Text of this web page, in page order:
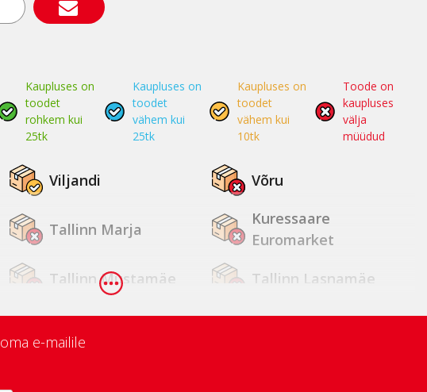
Kaupluses on
toodet
rohkem kui
25tk
Kaupluses on
toodet
vähem kui
25tk
Kaupluses on
toodet
vähem kui
10tk
Toode on
kaupluses
välja
müüdud
Viljandi Võru
Tallinn Marja
Kuressaare
Euromarket
Tallinn Mustamäe Tallinn Lasnamäe
Tartu Zeppelin Tartu Annelinn
oma e-mailile